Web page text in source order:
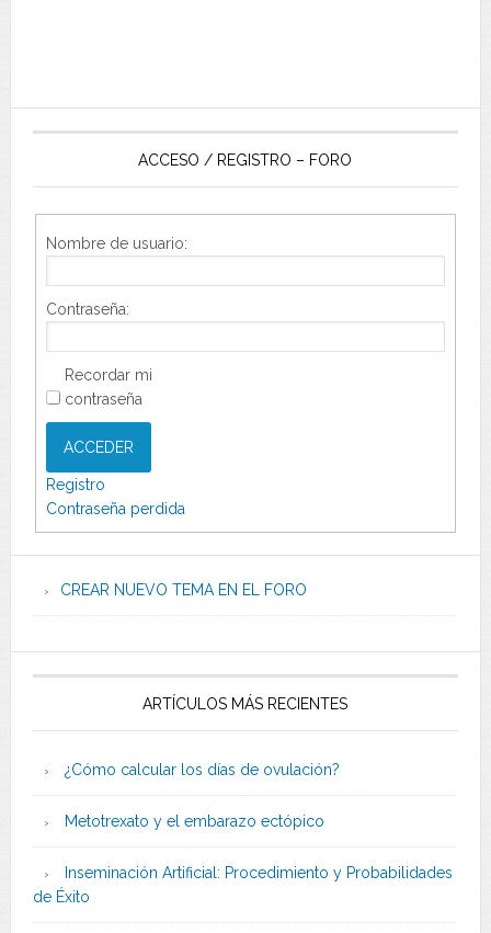
ACCESO / REGISTRO – FORO
Nombre de usuario:
Contraseña:
Recordar mi
contraseña
ACCEDER
Registro
Contraseña perdida
CREAR NUEVO TEMA EN EL FORO
ARTÍCULOS MÁS RECIENTES
¿Cómo calcular los días de ovulación?
Metotrexato y el embarazo ectópico
Inseminación Artificial: Procedimiento y Probabilidades
de Éxito